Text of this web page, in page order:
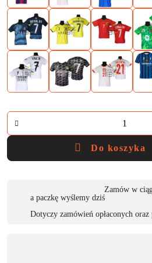
Do koszyka
płatność
Zamów w
a paczkę wyślemy dziś
Dotyczy zamówień opłaconych